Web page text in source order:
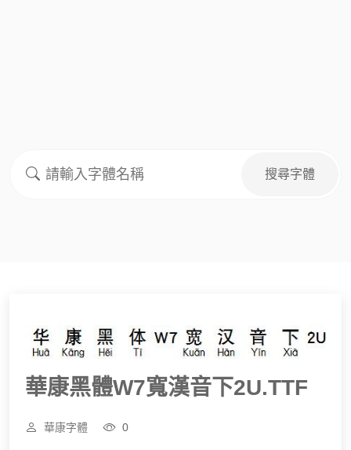
華康黑體W7寬漢音下2U.TTF
華康字體 0